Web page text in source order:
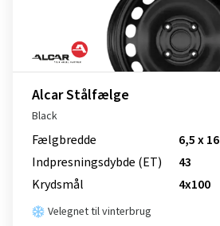
Alcar Stålfælge
Black
Fælgbredde
6,5 x 16
Indpresnings­dybde (ET)
43
Krydsmål
4x100
Velegnet til vinterbrug